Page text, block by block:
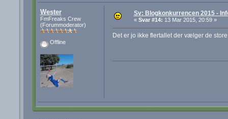
Wester
FmFreaks Crew
(Forummoderator)
Offline
Sv: Blogkonkurrencen 2015 -
« Svar #14: 13 Mar 2015, 20:59 »
Det er jo ikke flertallet der vælger de